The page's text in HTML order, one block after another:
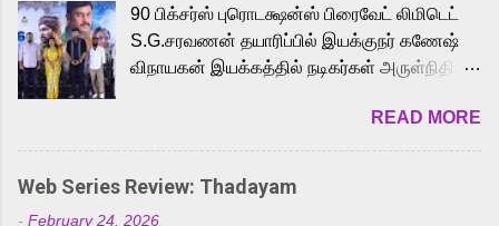
to the iconic superhero He-Man. Known for
memorable songs like “Behene De” from
Raavan, “Oru Maalai” from Ghajini, and
loved for his versatile voice and strong
command over multiple languages, making
him a strong fit for the legendary character.
90 பிக்சர்ஸ் புரொடக்ஷன்ஸ் பிரைவேட் லிமிடெட்
S.G.சரவணன் தயாரிப்பில் இயக்குநர் கணேஷ்
விநாயகன் இயக்கத்தில் நடிகர்கள் அருள்நிதி -
முக்கிய வேடத்தில் இணைந்து நடித்திருக்கும்
'அருள்வான்' திரைப்படத்தினை
பத்திரிக்கையாளர் சந்திப்பு சென்னையில்
நடைபெற்றது. இயக்குநர் கணேஷ் விநாயகன்
READ MORE
Web Series Review: Thadayam
- February 24, 2026